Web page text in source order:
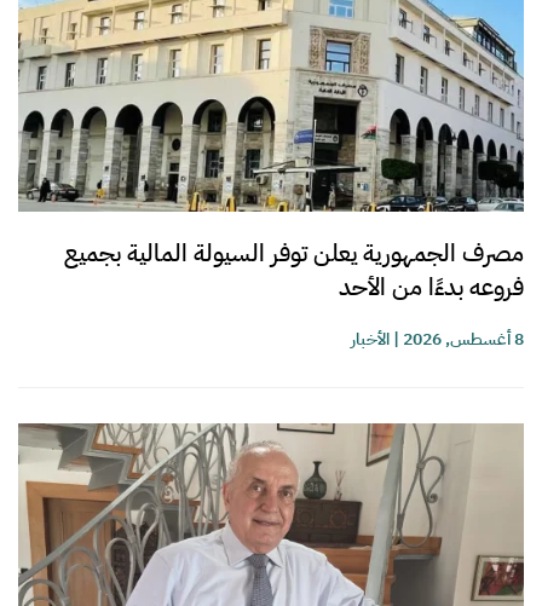
مصرف الجمهورية يعلن توفر السيولة المالية بجميع
فروعه بدءًا من الأحد
8 أغسطس, 2026 |الأخبار